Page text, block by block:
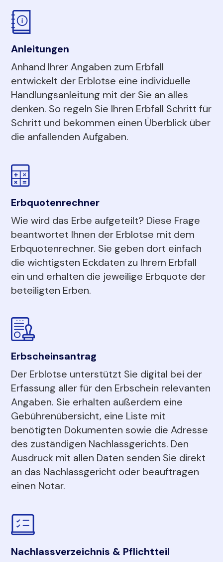
Anleitungen
Anhand Ihrer Angaben zum Erbfall
entwickelt der Erblotse eine individuelle
Handlungsanleitung mit der Sie an alles
denken. So regeln Sie Ihren Erbfall Schritt für
Schritt und bekommen einen Überblick über
die anfallenden Aufgaben.
Erbquotenrechner
Wie wird das Erbe aufgeteilt? Diese Frage
beantwortet Ihnen der Erblotse mit dem
Erbquotenrechner. Sie geben dort einfach
die wichtigsten Eckdaten zu Ihrem Erbfall
ein und erhalten die jeweilige Erbquote der
beteiligten Erben.
Erbscheinsantrag
Der Erblotse unterstützt Sie digital bei der
Erfassung aller für den Erbschein relevanten
Angaben. Sie erhalten außerdem eine
Gebührenübersicht, eine Liste mit
benötigten Dokumenten sowie die Adresse
des zuständigen Nachlassgerichts. Den
Ausdruck mit allen Daten senden Sie direkt
an das Nachlassgericht oder beauftragen
einen Notar.
Nachlassverzeichnis & Pflichtteil